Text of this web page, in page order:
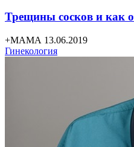
Трещины сосков и как
+МАМА 13.06.2019
Гинекология